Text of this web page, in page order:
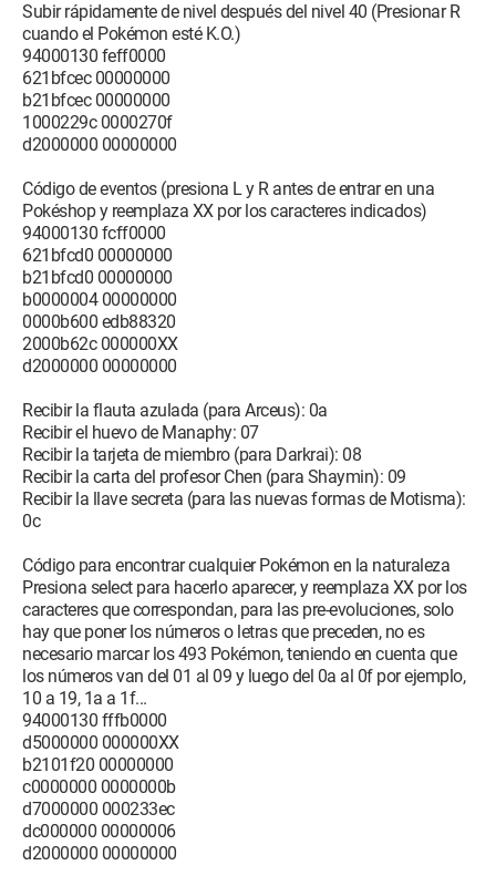
Subir rápidamente de nivel después del nivel 40 (Presionar R
cuando el Pokémon esté K.O.)
94000130 feff0000
621bfcec 00000000
b21bfcec 00000000
1000229c 0000270f
d2000000 00000000
Código de eventos (presiona L y R antes de entrar en una
Pokéshop y reemplaza XX por los caracteres indicados)
94000130 fcff0000
621bfcd0 00000000
b21bfcd0 00000000
b0000004 00000000
0000b600 edb88320
2000b62c 000000XX
d2000000 00000000
Recibir la flauta azulada (para Arceus): 0a
Recibir el huevo de Manaphy: 07
Recibir la tarjeta de miembro (para Darkrai): 08
Recibir la carta del profesor Chen (para Shaymin): 09
Recibir la llave secreta (para las nuevas formas de Motisma):
0c
Código para encontrar cualquier Pokémon en la naturaleza
Presiona select para hacerlo aparecer, y reemplaza XX por los
caracteres que correspondan, para las pre-evoluciones, solo
hay que poner los números o letras que preceden, no es
necesario marcar los 493 Pokémon, teniendo en cuenta que
los números van del 01 al 09 y luego del 0a al 0f por ejemplo,
10 a 19, 1a a 1f...
94000130 fffb0000
d5000000 000000XX
b2101f20 00000000
c0000000 0000000b
d7000000 000233ec
dc000000 00000006
d2000000 00000000